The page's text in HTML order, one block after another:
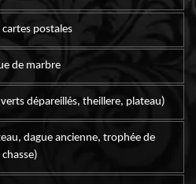
cartes postales
de marbre
dépareillés, theillere, plateau)
dague ancienne, trophée de
chasse)